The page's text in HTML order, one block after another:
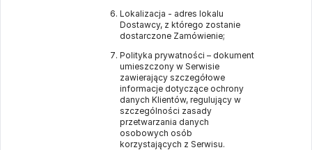
Lokalizacja - adres lokalu
Dostawcy, z którego zostanie
dostarczone Zamówienie;
Polityka prywatności – dokument
umieszczony w Serwisie
zawierający szczegółowe
informacje dotyczące ochrony
danych Klientów, regulujący w
szczególności zasady
przetwarzania danych
osobowych osób
korzystających z Serwisu.